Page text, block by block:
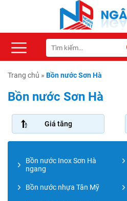
Trang chủ » Bồn nước Sơn Hà
Bồn nước Sơn Hà
Giá tăng
Bồn nước Inox Sơn Hà
ngang
Bồn nước nhựa Tân Mỹ